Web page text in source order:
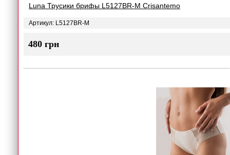
Luna Трусики брифы L5127BR-M Crisantemo
Артикул: L5127BR-M
480 грн